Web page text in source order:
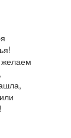
желаем